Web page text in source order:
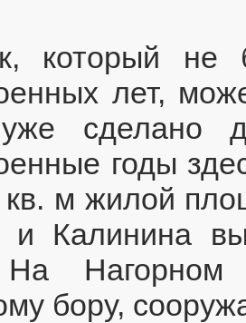
который
лет,
сделано
годы
м жилой
и Калинина
Нагорном
бору,